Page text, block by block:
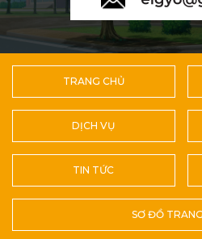
TRANG CHỦ
DỊCH VỤ
TIN TỨC
SƠ ĐỒ